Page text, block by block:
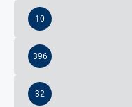
10
396
32